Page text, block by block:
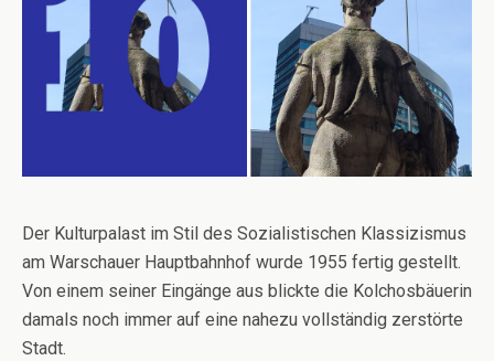
Der Kulturpalast im Stil des Sozialistischen Klassizismus
am Warschauer Hauptbahnhof wurde 1955 fertig gestellt.
Von einem seiner Eingänge aus blickte die Kolchosbäuerin
damals noch immer auf eine nahezu vollständig zerstörte
Stadt.